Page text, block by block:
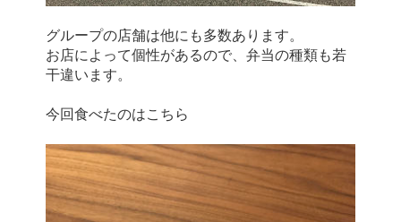
グループの店舗は他にも多数あります。
お店によって個性があるので、弁当の種類も若
干違います。
今回食べたのはこちら